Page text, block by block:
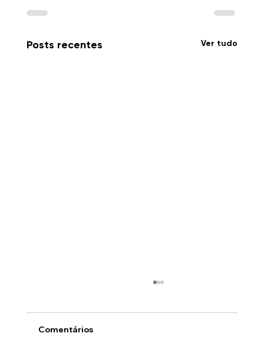
Posts recentes Ver tudo
Comentários